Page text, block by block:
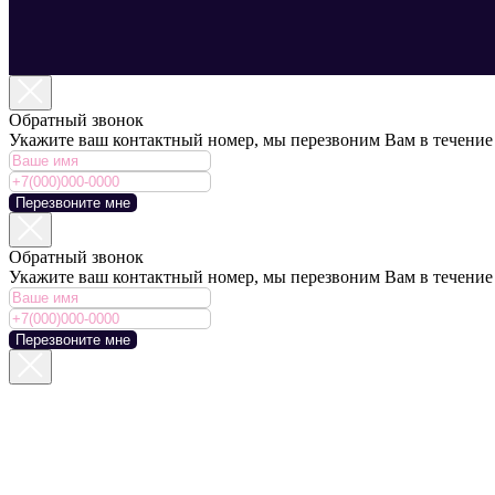
Обратный звонок
Укажите ваш контактный номер, мы перезвоним Вам в
Перезвоните мне
Обратный звонок
Укажите ваш контактный номер, мы перезвоним Вам в
Перезвоните мне